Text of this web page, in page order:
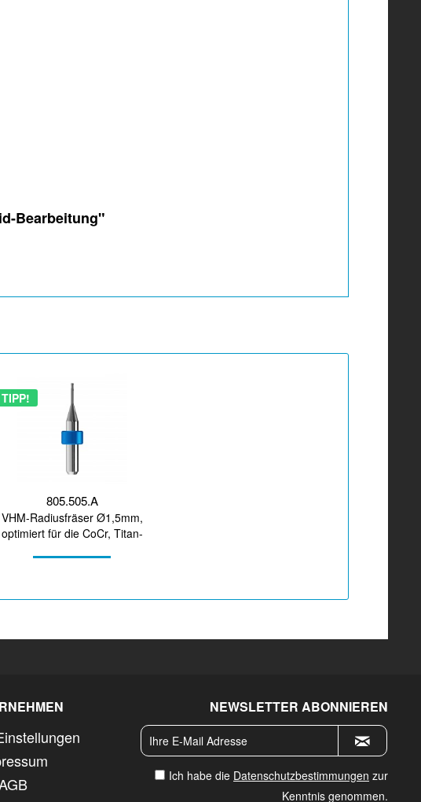
Bearbeitung"
TIPP!
805.505.A
VHM-Radiusfräser Ø1,5mm,
optimiert für die CoCr, Titan-
NEWSLETTER ABONNIEREN
Ich habe die Datenschutzbestimmungen zur
Kenntnis genommen.